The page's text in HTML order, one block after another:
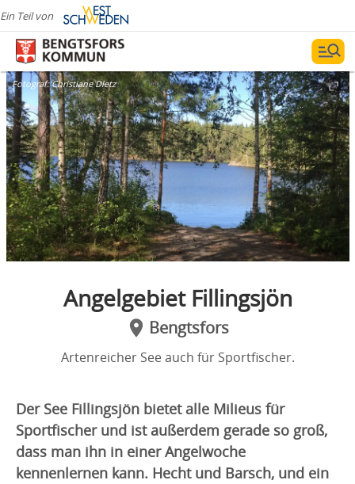
Ein Teil von
Fotograf:Christiane Dietz
Angelgebiet Fillingsjön
Bengtsfors
Artenreicher See auch für Sportfischer.
Der See Fillingsjön bietet alle Milieus für
Sportfischer und ist außerdem gerade so groß,
dass man ihn in einer Angelwoche
kennenlernen kann. Hecht und Barsch, und ein